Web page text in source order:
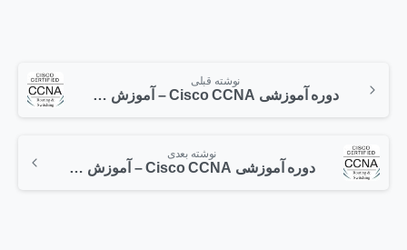
نوشته قبلی
دوره آموزشی Cisco CCNA – آموزش دستورات سیسکو (قسمت دوم)
نوشته بعدی
دوره آموزشی Cisco CCNA – آموزش دستورات سیسکو (قسمت سوم)